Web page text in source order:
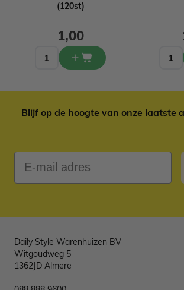
(120st)
1,00
Blijf op de hoogte van onze laatste
E-mail adres
Daily Style Warenhuizen BV
Witgoudweg 5
1362JD Almere